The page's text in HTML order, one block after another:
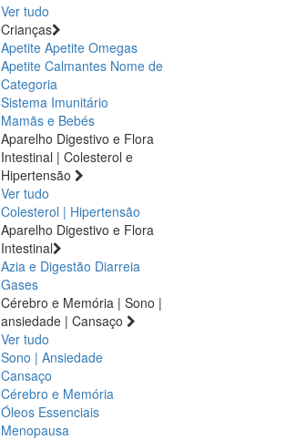
Ver tudo
Crianças
Apetite Apetite Omegas
Apetite Calmantes Nome de
Categoria
Sistema Imunitário
Mamãs e Bebés
Aparelho Digestivo e Flora
Intestinal | Colesterol e
Hipertensão
Ver tudo
Colesterol | Hipertensão
Aparelho Digestivo e Flora
Intestinal
Azia e Digestão Diarreia
Gases
Cérebro e Memória | Sono |
ansiedade | Cansaço
Ver tudo
Sono | Ansiedade
Cansaço
Cérebro e Memória
Óleos Essenciais
Menopausa